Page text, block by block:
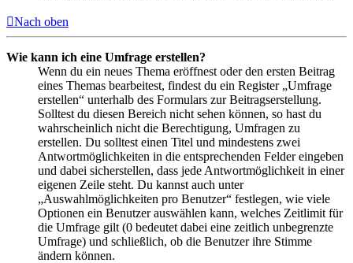
Nach oben
Wie kann ich eine Umfrage erstellen?
Wenn du ein neues Thema eröffnest oder den ersten Beitrag
eines Themas bearbeitest, findest du ein Register „Umfrage
erstellen“ unterhalb des Formulars zur Beitragserstellung.
Solltest du diesen Bereich nicht sehen können, so hast du
wahrscheinlich nicht die Berechtigung, Umfragen zu
erstellen. Du solltest einen Titel und mindestens zwei
Antwortmöglichkeiten in die entsprechenden Felder eingeben
und dabei sicherstellen, dass jede Antwortmöglichkeit in einer
eigenen Zeile steht. Du kannst auch unter
„Auswahlmöglichkeiten pro Benutzer“ festlegen, wie viele
Optionen ein Benutzer auswählen kann, welches Zeitlimit für
die Umfrage gilt (0 bedeutet dabei eine zeitlich unbegrenzte
Umfrage) und schließlich, ob die Benutzer ihre Stimme
ändern können.